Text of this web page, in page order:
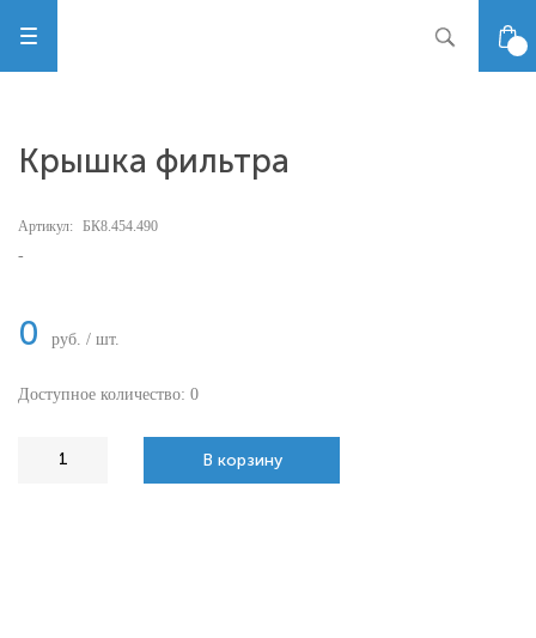
Крышка фильтра
Артикул: БК8.454.490
-
0 руб. / шт.
Доступное количество: 0
В корзину